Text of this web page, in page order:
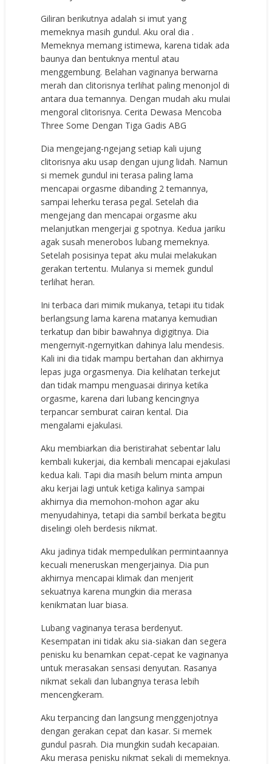
Giliran berikutnya adalah si imut yang
memeknya masih gundul. Aku oral dia .
Memeknya memang istimewa, karena tidak ada
baunya dan bentuknya mentul atau
menggembung. Belahan vaginanya berwarna
merah dan clitorisnya terlihat paling menonjol di
antara dua temannya. Dengan mudah aku mulai
mengoral clitorisnya. Cerita Dewasa Mencoba
Three Some Dengan Tiga Gadis ABG
Dia mengejang-ngejang setiap kali ujung
clitorisnya aku usap dengan ujung lidah. Namun
si memek gundul ini terasa paling lama
mencapai orgasme dibanding 2 temannya,
sampai leherku terasa pegal. Setelah dia
mengejang dan mencapai orgasme aku
melanjutkan mengerjai g spotnya. Kedua jariku
agak susah menerobos lubang memeknya.
Setelah posisinya tepat aku mulai melakukan
gerakan tertentu. Mulanya si memek gundul
terlihat heran.
Ini terbaca dari mimik mukanya, tetapi itu tidak
berlangsung lama karena matanya kemudian
terkatup dan bibir bawahnya digigitnya. Dia
mengernyit-ngernyitkan dahinya lalu mendesis.
Kali ini dia tidak mampu bertahan dan akhirnya
lepas juga orgasmenya. Dia kelihatan terkejut
dan tidak mampu menguasai dirinya ketika
orgasme, karena dari lubang kencingnya
terpancar semburat cairan kental. Dia
mengalami ejakulasi.
Aku membiarkan dia beristirahat sebentar lalu
kembali kukerjai, dia kembali mencapai ejakulasi
kedua kali. Tapi dia masih belum minta ampun
aku kerjai lagi untuk ketiga kalinya sampai
akhirnya dia memohon-mohon agar aku
menyudahinya, tetapi dia sambil berkata begitu
diselingi oleh berdesis nikmat.
Aku jadinya tidak mempedulikan permintaannya
kecuali meneruskan mengerjainya. Dia pun
akhirnya mencapai klimak dan menjerit
sekuatnya karena mungkin dia merasa
kenikmatan luar biasa.
Lubang vaginanya terasa berdenyut.
Kesempatan ini tidak aku sia-siakan dan segera
penisku ku benamkan cepat-cepat ke vaginanya
untuk merasakan sensasi denyutan. Rasanya
nikmat sekali dan lubangnya terasa lebih
mencengkeram.
Aku terpancing dan langsung menggenjotnya
dengan gerakan cepat dan kasar. Si memek
gundul pasrah. Dia mungkin sudah kecapaian.
Aku merasa penisku nikmat sekali di memeknya.